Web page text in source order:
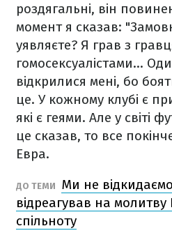
роздягальні, він
момент я сказав:
уявляєте? Я грав з
гомосексуалістами...
відкрилися мені, бо
це. У кожному клубі є
які є геями. Але у світі
це сказав, то все
Евра.
ДО ТЕМИ
Ми не
відреагував на
спільноту